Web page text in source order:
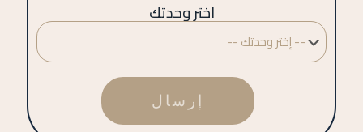
اختر وحدتك